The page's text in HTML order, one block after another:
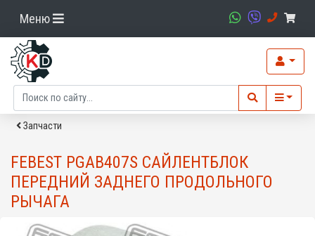
Меню
Запчасти
FEBEST PGAB407S САЙЛЕНТБЛОК
ПЕРЕДНИЙ ЗАДНЕГО ПРОДОЛЬНОГО
РЫЧАГА